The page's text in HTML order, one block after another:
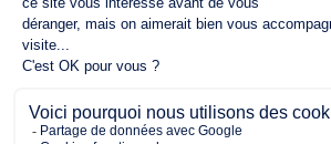
02 40 300 200
NOUS SUIVRE